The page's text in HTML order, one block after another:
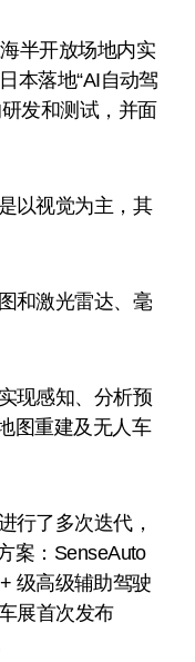
半开放场地内实
本落地“AI自动驾
发和测试，并面
以视觉为主，其
和激光雷达、毫
现感知、分析预
图重建及无人车
行了多次迭代，
案：SenseAuto
级高级辅助驾驶
展首次发布